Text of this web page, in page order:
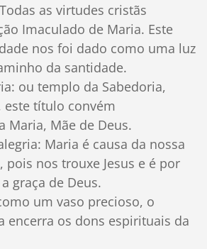
as virtudes cristãs
Imaculado de Maria. Este
nos foi dado como uma luz
da santidade.
ou templo da Sabedoria,
este título convém
Maria, Mãe de Deus.
Maria é causa da nossa
pois nos trouxe Jesus e é por
graça de Deus.
um vaso precioso, o
encerra os dons espirituais da